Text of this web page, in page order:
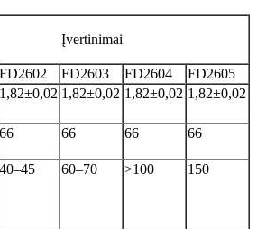
Įvertinimai
FD2602 FD2603 FD2604
FD2605
1,82±0,02 1,82±0,02 1,82±0,02 1,82±0,02
66 66 66 66
40–45 60–70 >100 150